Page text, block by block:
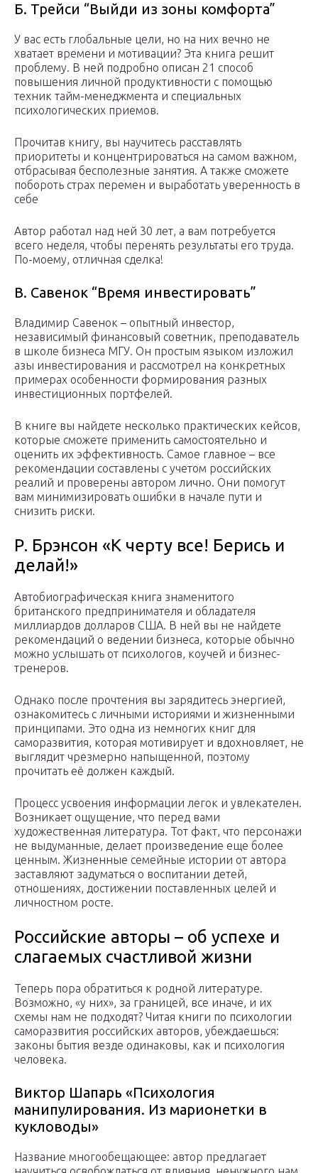
Б. Трейси “Выйди из зоны комфорта”
У вас есть глобальные цели, но на них вечно не
хватает времени и мотивации? Эта книга решит
проблему. В ней подробно описан 21 способ
повышения личной продуктивности с помощью
техник тайм-менеджмента и специальных
психологических приемов.
Прочитав книгу, вы научитесь расставлять
приоритеты и концентрироваться на самом важном,
отбрасывая бесполезные занятия. А также сможете
побороть страх перемен и выработать уверенность в
себе
Автор работал над ней 30 лет, а вам потребуется
всего неделя, чтобы перенять результаты его труда.
По-моему, отличная сделка!
В. Савенок “Время инвестировать”
Владимир Савенок – опытный инвестор,
независимый финансовый советник, преподаватель
в школе бизнеса МГУ. Он простым языком изложил
азы инвестирования и рассмотрел на конкретных
примерах особенности формирования разных
инвестиционных портфелей.
В книге вы найдете несколько практических кейсов,
которые сможете применить самостоятельно и
оценить их эффективность. Самое главное – все
рекомендации составлены с учетом российских
реалий и проверены автором лично. Они помогут
вам минимизировать ошибки в начале пути и
снизить риски.
Р. Брэнсон «К черту все! Берись и
делай!»
Автобиографическая книга знаменитого
британского предпринимателя и обладателя
миллиардов долларов США. В ней вы не найдете
рекомендаций о ведении бизнеса, которые обычно
можно услышать от психологов, коучей и бизнес-
тренеров.
Однако после прочтения вы зарядитесь энергией,
ознакомитесь с личными историями и жизненными
принципами. Это одна из немногих книг для
саморазвития, которая мотивирует и вдохновляет, не
выглядит чрезмерно напыщенной, поэтому
прочитать её должен каждый.
Процесс усвоения информации легок и увлекателен.
Возникает ощущение, что перед вами
художественная литература. Тот факт, что персонажи
не выдуманные, делает произведение еще более
ценным. Жизненные семейные истории от автора
заставляют задуматься о воспитании детей,
отношениях, достижении поставленных целей и
личностном росте.
Российские авторы – об успехе и
слагаемых счастливой жизни
Теперь пора обратиться к родной литературе.
Возможно, «у них», за границей, все иначе, и их
схемы нам не подходят? Читая книги по психологии
саморазвития российских авторов, убеждаешься:
законы бытия везде одинаковы, как и психология
человека.
Виктор Шапарь «Психология
манипулирования. Из марионетки в
кукловоды»
Название многообещающее: автор предлагает